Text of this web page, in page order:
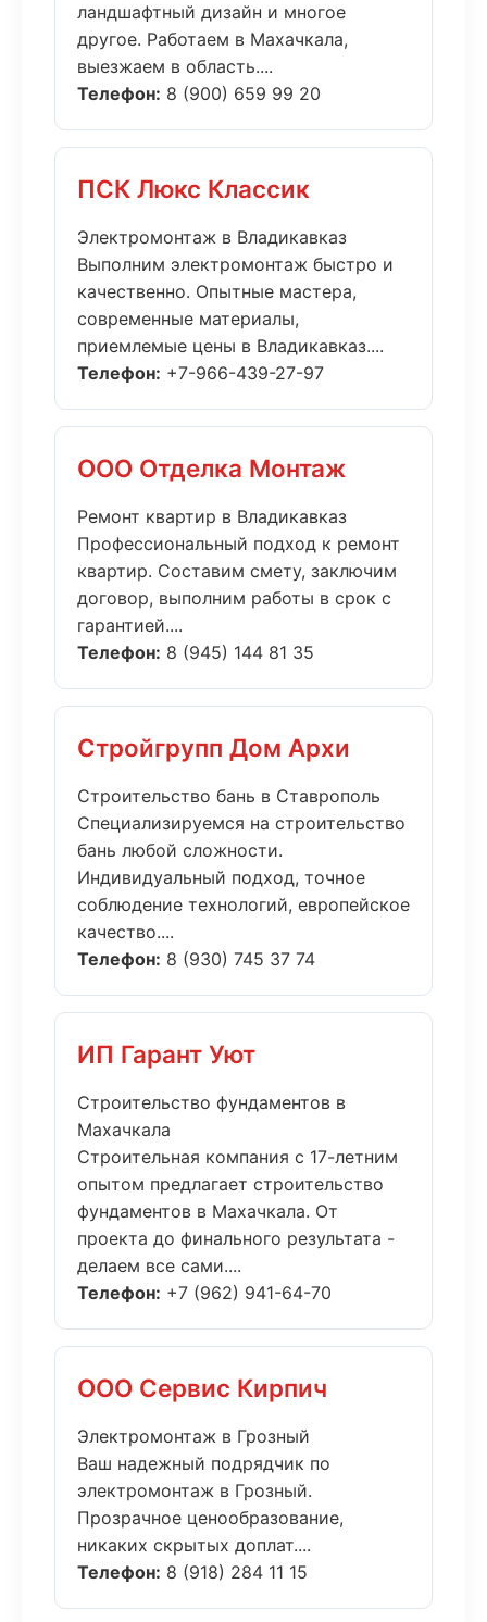
ландшафтный дизайн и многое
другое. Работаем в Махачкала,
выезжаем в область....
Телефон: 8 (900) 659 99 20
ПСК Люкс Классик
Электромонтаж в Владикавказ
Выполним электромонтаж быстро и
качественно. Опытные мастера,
современные материалы,
приемлемые цены в Владикавказ....
Телефон: +7-966-439-27-97
ООО Отделка Монтаж
Ремонт квартир в Владикавказ
Профессиональный подход к ремонт
квартир. Составим смету, заключим
договор, выполним работы в срок с
гарантией....
Телефон: 8 (945) 144 81 35
Стройгрупп Дом Архи
Строительство бань в Ставрополь
Специализируемся на строительство
бань любой сложности.
Индивидуальный подход, точное
соблюдение технологий, европейское
качество....
Телефон: 8 (930) 745 37 74
ИП Гарант Уют
Строительство фундаментов в
Махачкала
Строительная компания с 17-летним
опытом предлагает строительство
фундаментов в Махачкала. От
проекта до финального результата -
делаем все сами....
Телефон: +7 (962) 941-64-70
ООО Сервис Кирпич
Электромонтаж в Грозный
Ваш надежный подрядчик по
электромонтаж в Грозный.
Прозрачное ценообразование,
никаких скрытых доплат....
Телефон: 8 (918) 284 11 15